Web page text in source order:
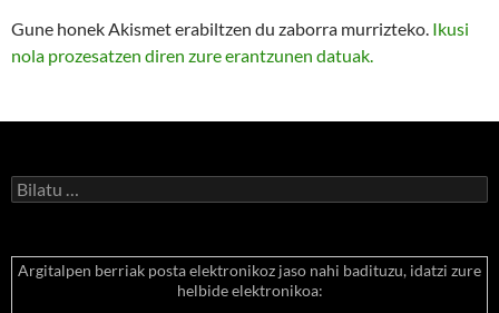
Gune honek Akismet erabiltzen du zaborra murrizteko. Ikusi
nola prozesatzen diren zure erantzunen datuak.
Bilatu:
Argitalpen berriak posta elektronikoz jaso nahi badituzu, idatzi zure
helbide elektronikoa: